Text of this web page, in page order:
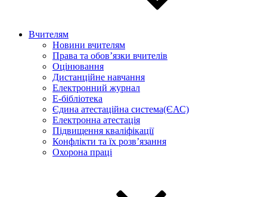
Вчителям
Новини вчителям
Права та обов’язки вчителів
Оцінювання
Дистанційне навчання
Електронний журнал
E-бібліотека
Єдина атестаційна система(ЄАС)
Електронна атестація
Підвищення кваліфікації
Конфлікти та їх розв’язання
Охорона праці